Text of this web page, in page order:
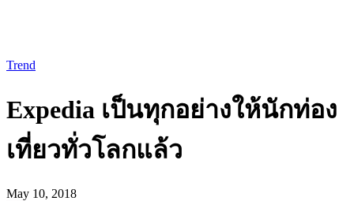
Trend
Expedia เป็นทุกอย่างให้นักท่อง
เที่ยวทั่วโลกแล้ว
May 10, 2018